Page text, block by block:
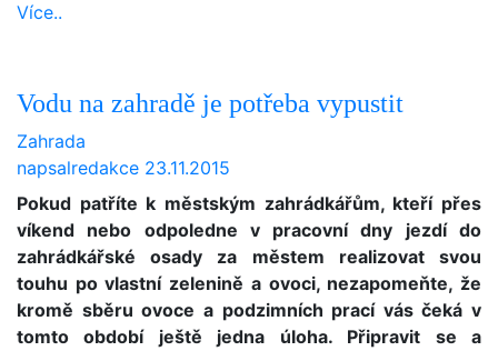
Více..
Vodu na zahradě je potřeba vypustit
Zahrada
napsalredakce 23.11.2015
Pokud patříte k městským zahrádkářům, kteří přes
víkend nebo odpoledne v pracovní dny jezdí do
zahrádkářské osady za městem realizovat svou
touhu po vlastní zelenině a ovoci, nezapomeňte, že
kromě sběru ovoce a podzimních prací vás čeká v
tomto období ještě jedna úloha. Připravit se a